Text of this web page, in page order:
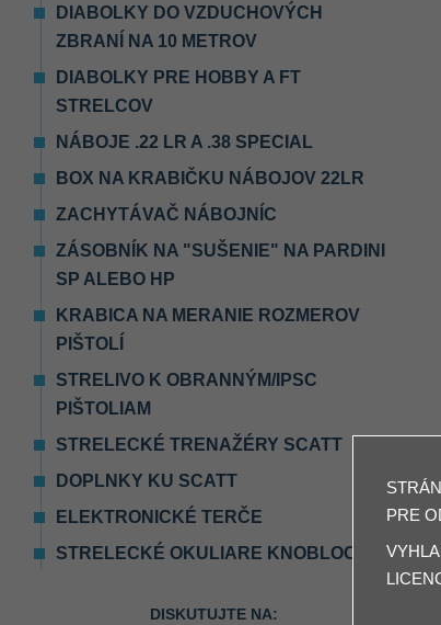
DIABOLKY DO VZDUCHOVÝCH
ZBRANÍ NA 10 METROV
DIABOLKY PRE HOBBY A FT
STRELCOV
NÁBOJE .22 LR A .38 SPECIAL
BOX NA KRABIČKU NÁBOJOV 22LR
ZACHYTÁVAČ NÁBOJNÍC
ZÁSOBNÍK NA "SUŠENIE" NA PARDINI
SP ALEBO HP
KRABICA NA MERANIE ROZMEROV
PIŠTOLÍ
STRELIVO K OBRANNÝM/IPSC
PIŠTOLIAM
STRELECKÉ TRENAŽÉRY SCATT
DOPLNKY KU SCATT
ELEKTRONICKÉ TERČE
STRELECKÉ OKULIARE KNOBLOCH
DISKUTUJTE NA:
PRE